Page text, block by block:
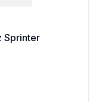
Sprinter